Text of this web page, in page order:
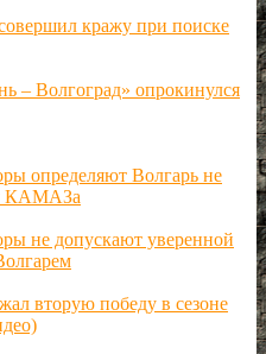
кражу при поиске
– Волгоград» опрокинулся
определяют Волгарь не
КАМАЗа
не допускают уверенной
вторую победу в сезоне